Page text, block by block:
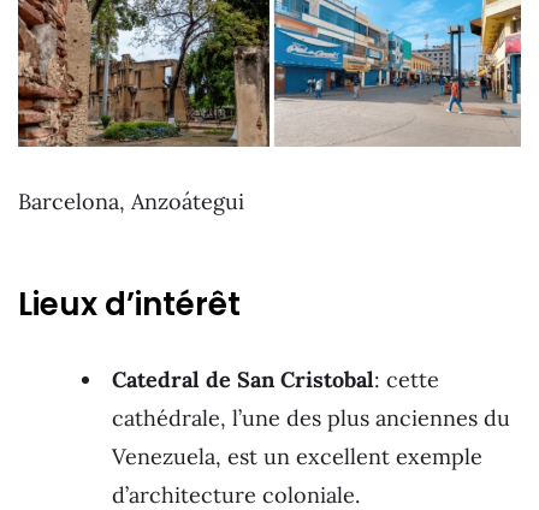
Barcelona, Anzoátegui
Lieux d’intérêt
Catedral de San Cristobal: cette
cathédrale, l’une des plus anciennes du
Venezuela, est un excellent exemple
d’architecture coloniale.